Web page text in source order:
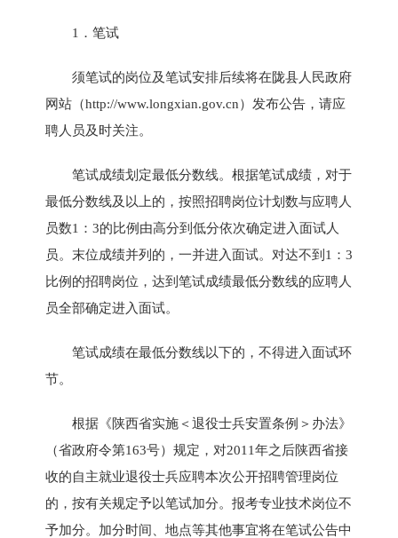
1．笔试
须笔试的岗位及笔试安排后续将在陇县人民政府
网站（http://www.longxian.gov.cn）发布公告，请应
聘人员及时关注。
笔试成绩划定最低分数线。根据笔试成绩，对于
最低分数线及以上的，按照招聘岗位计划数与应聘人
员数1：3的比例由高分到低分依次确定进入面试人
员。末位成绩并列的，一并进入面试。对达不到1：3
比例的招聘岗位，达到笔试成绩最低分数线的应聘人
员全部确定进入面试。
笔试成绩在最低分数线以下的，不得进入面试环
节。
根据《陕西省实施＜退役士兵安置条例＞办法》
（省政府令第163号）规定，对2011年之后陕西省接
收的自主就业退役士兵应聘本次公开招聘管理岗位
的，按有关规定予以笔试加分。报考专业技术岗位不
予加分。加分时间、地点等其他事宜将在笔试公告中